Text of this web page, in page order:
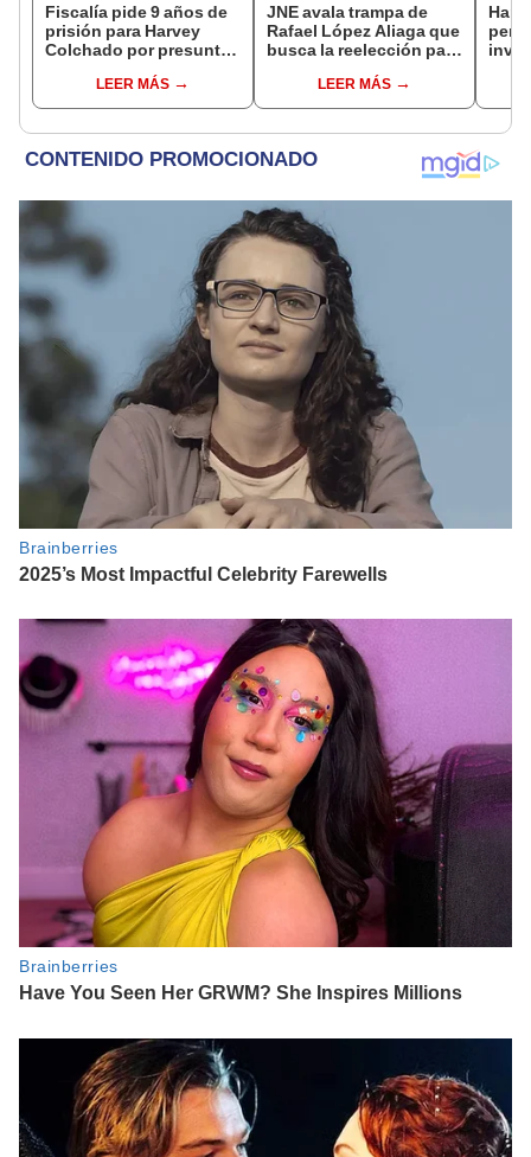
Fiscalía pide 9 años de
prisión para Harvey
Colchado por presunta
incompatible y falsedad
ideológica
LEER MÁS
JNE avala trampa de
Rafael López Aliaga que
busca la reelección para
LEER MÁS